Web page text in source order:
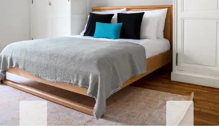
Eleve su estancia corporativa